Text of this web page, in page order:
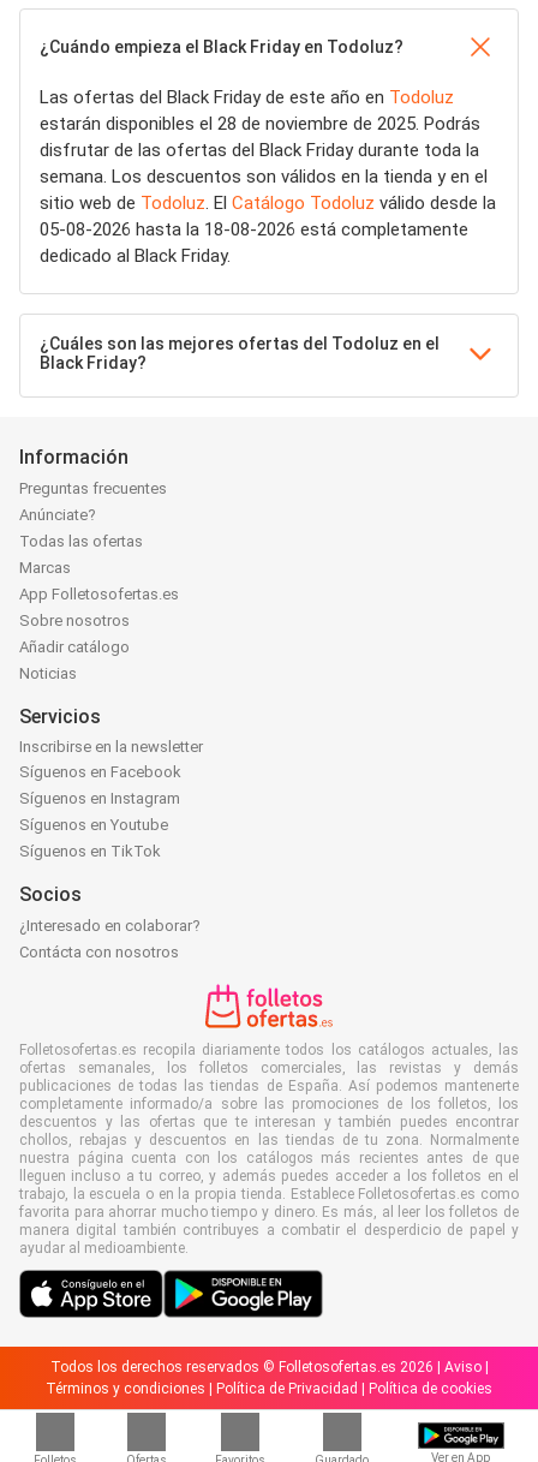
Ver en App
¿Cuándo empieza el Black Friday en Todoluz?
Las ofertas del Black Friday de este año en Todoluz
estarán disponibles el 28 de noviembre de 2025. Podrás
disfrutar de las ofertas del Black Friday durante toda la
semana. Los descuentos son válidos en la tienda y en el
sitio web de Todoluz. El Catálogo Todoluz válido desde la
05-08-2026 hasta la 18-08-2026 está completamente
dedicado al Black Friday.
¿Cuáles son las mejores ofertas del Todoluz en el
Black Friday?
Información
Preguntas frecuentes
Anúnciate?
Todas las ofertas
Marcas
App Folletosofertas.es
Sobre nosotros
Añadir catálogo
Noticias
Servicios
Inscribirse en la newsletter
Síguenos en Facebook
Síguenos en Instagram
Síguenos en Youtube
Síguenos en TikTok
Socios
¿Interesado en colaborar?
Contácta con nosotros
Folletosofertas.es recopila diariamente todos los catálogos actuales, las
ofertas semanales, los folletos comerciales, las revistas y demás
publicaciones de todas las tiendas de España. Así podemos mantenerte
completamente informado/a sobre las promociones de los folletos, los
descuentos y las ofertas que te interesan y también puedes encontrar
chollos, rebajas y descuentos en las tiendas de tu zona. Normalmente
nuestra página cuenta con los catálogos más recientes antes de que
lleguen incluso a tu correo, y además puedes acceder a los folletos en el
trabajo, la escuela o en la propia tienda. Establece Folletosofertas.es como
favorita para ahorrar mucho tiempo y dinero. Es más, al leer los folletos de
manera digital también contribuyes a combatir el desperdicio de papel y
ayudar al medioambiente.
Todos los derechos reservados © Folletosofertas.es 2026 | Aviso|
Términos y condiciones
Política de Privacidad Política de cookies